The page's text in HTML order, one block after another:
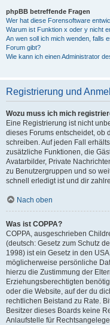
phpBB betreffende Fragen
Wer hat diese Forensoftware
Warum ist Funktion x oder y nicht
An wen soll ich mich wenden, falls
Forum gibt?
Wie kann ich einen Administrator
Registrierung und
Wozu muss ich mich
Eine Registrierung ist nicht
dieses Forums entscheidet, ob
schreiben. Auf jeden Fall
zusätzliche Funktionen, die
Avatarbilder, Private
zu Benutzergruppen und so
schnell erledigt ist und dir
Nach oben
Was ist COPPA?
COPPA, ausgeschrieben
(deutsch: Gesetz zum Schutz
1998) ist ein Gesetz in den
möglicherweise persönliche
hierzu die Zustimmung der
Erziehungsberechtigten
oder die Website, auf der du
rechtlichen Beistand zu Rate.
Besitzer dieses Boards keine
Anlaufstelle für